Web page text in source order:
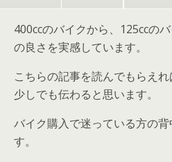
400ccのバイクから、125ccの
の良さを実感しています。
こちらの記事を読んでもらえ
少しでも伝わると思います。
バイク購入で迷っている方の
す。